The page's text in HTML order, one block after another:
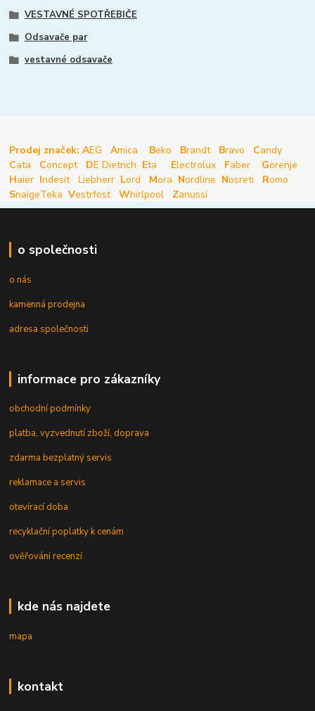
VESTAVNÉ SPOTŘEBIČE
Odsavače par
vestavné odsavače
Prodej značek: AEG Amica Beko Brandt Bravo Candy
Cata Concept DE Dietrich Eta Electrolux Faber Gorenje
Haier Indesit Liebherr Lord Mora Nordline Nosreti Romo
SnaigeTeka Vestrfost Whirlpool Zanussi
o společnosti
o nás
kamenná prodejna
adresa společnosti
informace pro zákazníky
obchodní podmínky
platba, vyzvednutí zboží, doprava
zdarma bezplatný servis
reklamace a servis
otevírací doba
recyklační poplatky k cenám
ověřování recenzí
kde nás najdete
mapa
kontakt